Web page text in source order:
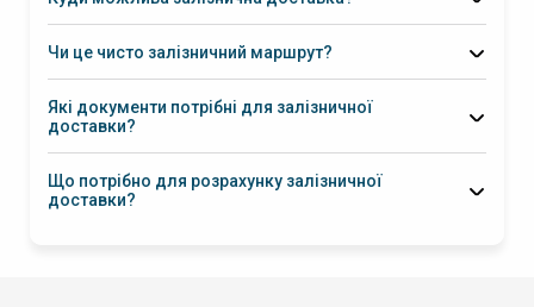
Чи це чисто залізничний маршрут?
Які документи потрібні для залізничної
доставки?
Що потрібно для розрахунку залізничної
доставки?